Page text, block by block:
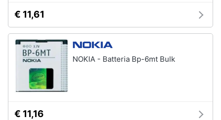
€ 11,61
NOKIA - Batteria Bp-6mt Bulk
€ 11,16